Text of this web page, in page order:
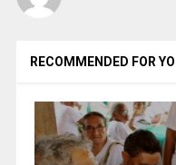
RECOMMENDED FOR